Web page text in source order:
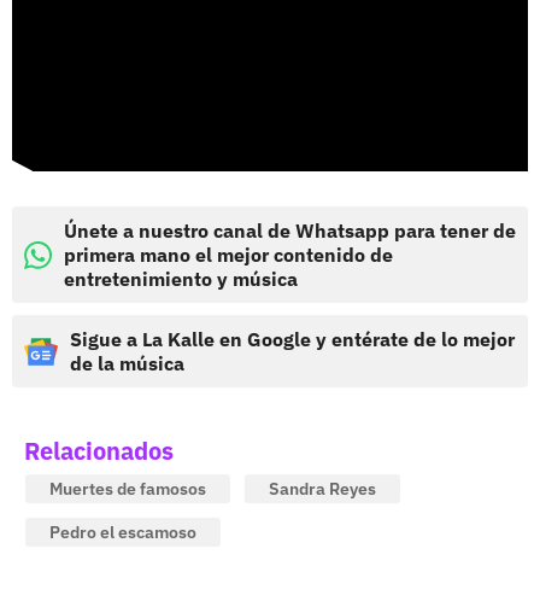
Únete a nuestro canal de Whatsapp para tener de
primera mano el mejor contenido de
entretenimiento y música
Sigue a La Kalle en Google y entérate de lo mejor
de la música
Relacionados
Muertes de famosos
Sandra Reyes
Pedro el escamoso